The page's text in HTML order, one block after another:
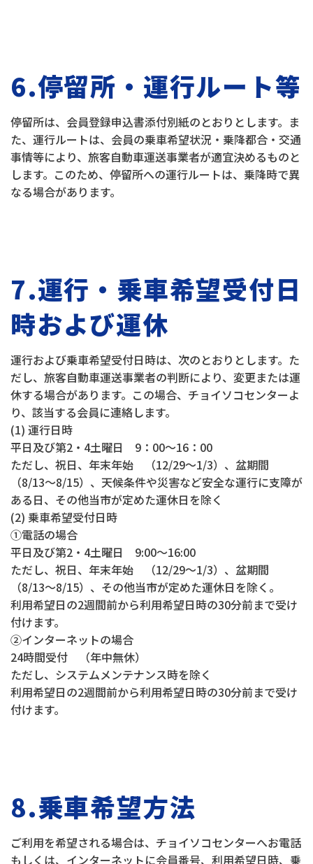
6.停留所・運行ルート等
停留所は、会員登録申込書添付別紙のとおりとします。ま
た、運行ルートは、会員の乗車希望状況・乗降都合・交通
事情等により、旅客自動車運送事業者が適宜決めるものと
します。このため、停留所への運行ルートは、乗降時で異
なる場合があります。
7.運行・乗車希望受付日
時および運休
運行および乗車希望受付日時は、次のとおりとします。た
だし、旅客自動車運送事業者の判断により、変更または運
休する場合があります。この場合、チョイソコセンターよ
り、該当する会員に連絡します。
(1) 運行日時
平日及び第2・4土曜日 9：00～16：00
ただし、祝日、年末年始 （12/29～1/3）、盆期間
（8/13～8/15）、天候条件や災害など安全な運行に支障が
ある日、その他当市が定めた運休日を除く
(2) 乗車希望受付日時
①電話の場合
平日及び第2・4土曜日 9:00～16:00
ただし、祝日、年末年始 （12/29～1/3）、盆期間
（8/13～8/15）、その他当市が定めた運休日を除く。
利用希望日の2週間前から利用希望日時の30分前まで受け
付けます。
②インターネットの場合
24時間受付 （年中無休）
ただし、システムメンテナンス時を除く
利用希望日の2週間前から利用希望日時の30分前まで受け
付けます。
8.乗車希望方法
ご利用を希望される場合は、チョイソコセンターへお電話
もしくは、インターネットに会員番号、利用希望日時、乗